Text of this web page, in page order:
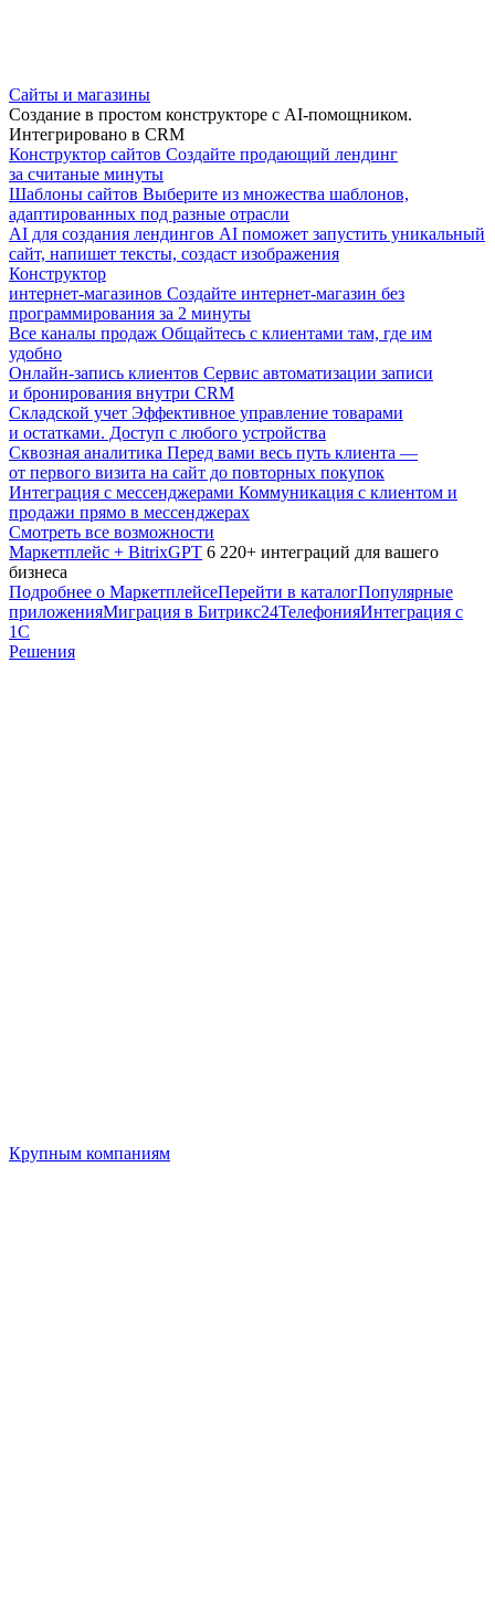
Сайты и магазины
Создание в простом конструкторе с AI-помощником.
Интегрировано в CRM
Конструктор сайтов Создайте продающий лендинг
за считаные минуты
Шаблоны сайтов Выберите из множества шаблонов,
адаптированных под разные отрасли
AI для создания лендингов AI поможет запустить уникальный
сайт, напишет тексты, создаст изображения
Конструктор
интернет-магазинов Создайте интернет-магазин без
программирования за 2 минуты
Все каналы продаж Общайтесь с клиентами там, где им
удобно
Онлайн-запись клиентов Сервис автоматизации записи
и бронирования внутри CRM
Складской учет Эффективное управление товарами
и остатками. Доступ с любого устройства
Сквозная аналитика Перед вами весь путь клиента —
от первого визита на сайт до повторных покупок
Интеграция с мессенджерами Коммуникация с клиентом и
продажи прямо в мессенджерах
Смотреть все возможности
Маркетплейс + BitrixGPT 6 220+ интеграций для вашего
бизнеса
Подробнее о МаркетплейсеПерейти в каталогПопулярные
приложенияМиграция в Битрикс24ТелефонияИнтеграция с
1С
Решения
Крупным компаниям